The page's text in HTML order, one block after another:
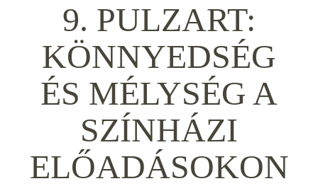
9. PULZART:
KÖNNYEDSÉG
ÉS MÉLYSÉG A
SZÍNHÁZI
ELŐADÁSOKON